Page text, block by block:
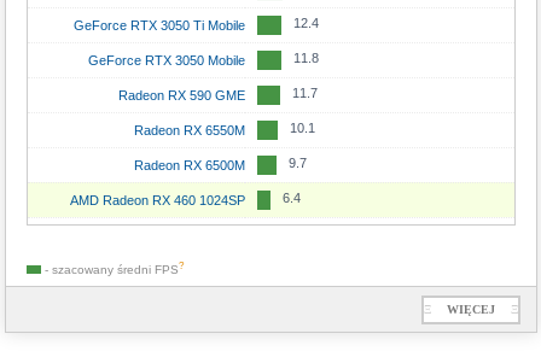
GeForce RTX 3050 Ti Mobile 12.4
GeForce RTX 3050 Mobile 11.8
Radeon RX 590 GME 11.7
Radeon RX 6550M 10.1
Radeon RX 6500M 9.7
AMD Radeon RX 460 1024SP 6.4
- szacowany średni FPS?
Ξ WIĘCEJ Ξ